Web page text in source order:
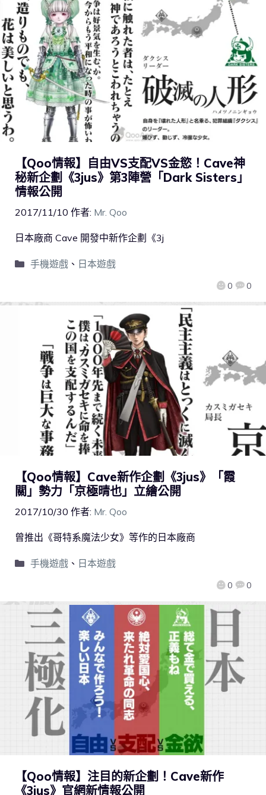
【Qoo情報】自由VS支配VS金慾！Cave神
秘新企劃《3jus》第3陣營「Dark Sisters」
情報公開
2017/11/10 作者: Mr. Qoo
0 0
日本廠商 Cave 開發中新作企劃《3j
手機遊戲、 日本遊戲
【Qoo情報】Cave新作企劃《3jus》「霞
關」勢力「京極晴也」立繪公開
2017/10/30 作者: Mr. Qoo
0 0
曾推出《哥特系魔法少女》等作的日本廠商
手機遊戲、 日本遊戲
【Qoo情報】注目的新企劃！Cave新作
《3jus》官網新情報公開